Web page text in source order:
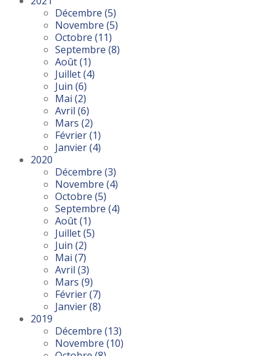
Décembre (5)
Novembre (5)
Octobre (11)
Septembre (8)
Août(1)
Juillet(4)
Juin (6)
Mai (2)
Avril (6)
Mars (2)
Février(1)
Janvier(4)
2020
Décembre (3)
Novembre (4)
Octobre (5)
Septembre (4)
Août(1)
Juillet(5)
Juin (2)
Mai (7)
Avril (3)
Mars (9)
Février(7)
Janvier(8)
2019
Décembre (13)
Novembre (10)